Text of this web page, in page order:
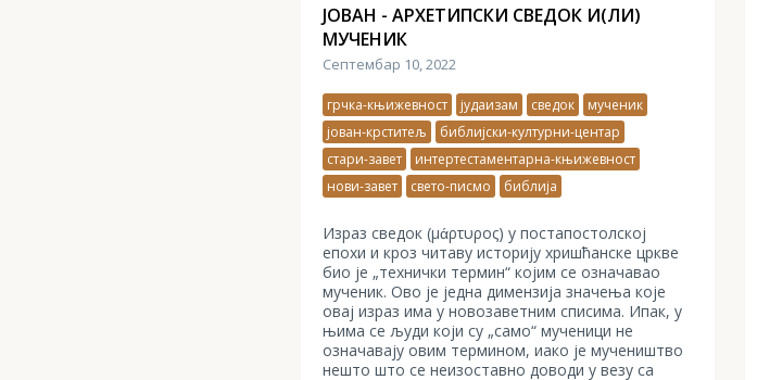
ЈОВАН - АРХЕТИПСКИ СВЕДОК И(ЛИ)
МУЧЕНИК
Септембар 10, 2022
грчка-књижевност јудаизам сведок
мученик
јован-крститељ
библијски-културни-центар
стари-завет
интертестаментарна-књижевност
нови-завет
свето-писмо библија
Израз сведок (μάρτυρος) у постапостолској
епохи и кроз читаву историју хришћанске цркве
био је „технички термин“ којим се означавао
мученик. Ово је једна димензија значења које
овај израз има у новозаветним списима. Ипак, у
њима се људи који су „само“ мученици не
означавају овим термином, иако је мучеништво
нешто што се неизоставно доводи у везу са